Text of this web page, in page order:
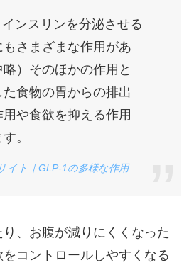
ンスリンを分泌させる
さまざまな作用があ
略）そのほかの作用と
た食物の胃からの排出
や食欲を抑える作用
。
イト｜GLP-1の多様な作用
、お腹が減りにくくなった
コントロールしやすくなる